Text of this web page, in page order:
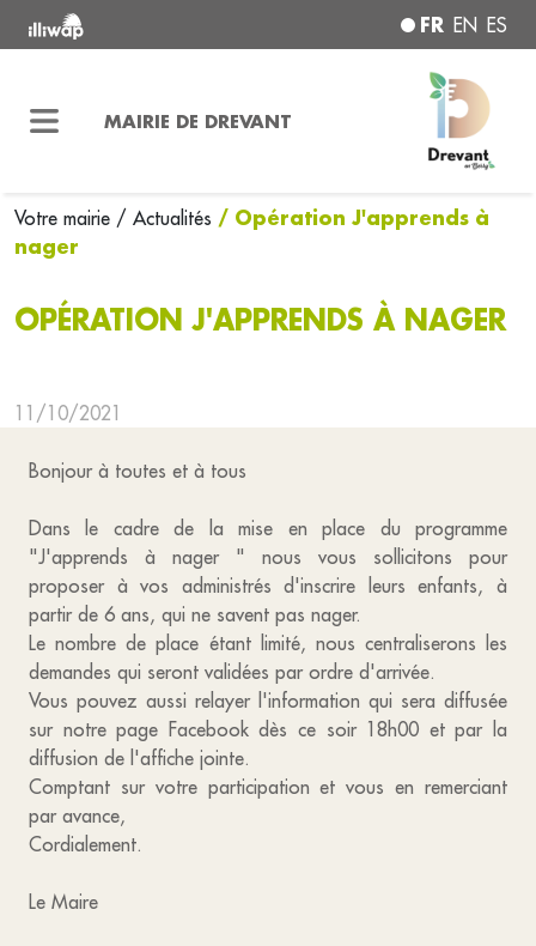
FR EN ES
MAIRIE DE DREVANT
Votre mairie / Actualités / Opération J'apprends à
nager
OPÉRATION J'APPRENDS À NAGER
11/10/2021
Bonjour à toutes et à tous
Dans le cadre de la mise en place du programme
"J'apprends à nager " nous vous sollicitons pour
proposer à vos administrés d'inscrire leurs enfants, à
partir de 6 ans, qui ne savent pas nager.
Le nombre de place étant limité, nous centraliserons les
demandes qui seront validées par ordre d'arrivée.
Vous pouvez aussi relayer l'information qui sera diffusée
sur notre page Facebook dès ce soir 18h00 et par la
diffusion de l'affiche jointe.
Comptant sur votre participation et vous en remerciant
par avance,
Cordialement.
Le Maire